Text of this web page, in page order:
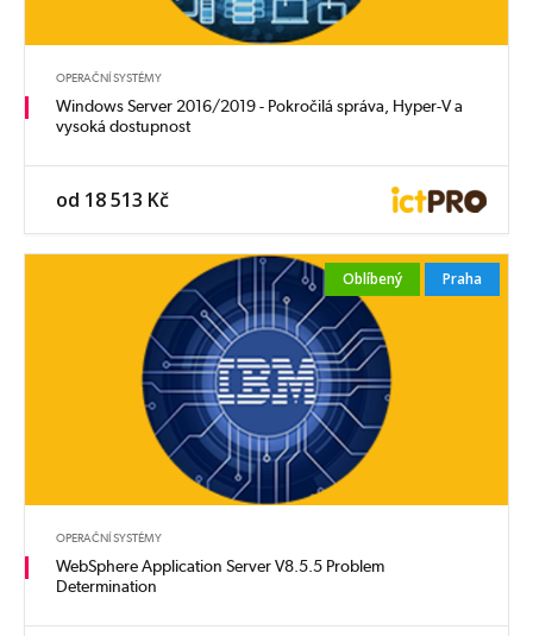
OPERAČNÍ SYSTÉMY
Windows Server 2016/2019 - Pokročilá správa, Hyper-V a
vysoká dostupnost
od 18 513 Kč
Oblíbený Praha
OPERAČNÍ SYSTÉMY
WebSphere Application Server V8.5.5 Problem
Determination